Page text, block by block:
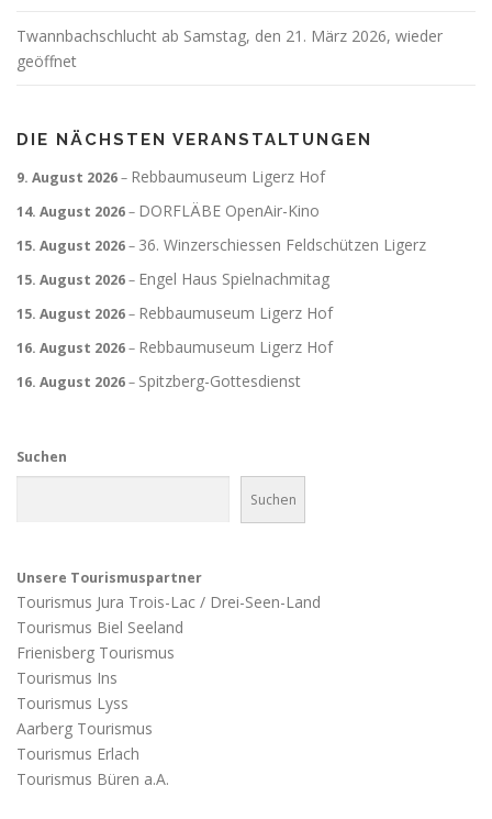
Twannbachschlucht ab Samstag, den 21. März 2026, wieder
geöffnet
DIE NÄCHSTEN VERANSTALTUNGEN
9. August 2026– Rebbaumuseum Ligerz Hof
14. August 2026– DORFLÄBE OpenAir-Kino
15. August 2026– 36. Winzerschiessen Feldschützen Ligerz
15. August 2026– Engel Haus Spielnachmitag
15. August 2026– Rebbaumuseum Ligerz Hof
16. August 2026– Rebbaumuseum Ligerz Hof
16. August 2026– Spitzberg-Gottesdienst
Suchen
Suchen
Unsere Tourismuspartner
Tourismus Jura Trois-Lac / Drei-Seen-Land
Tourismus Biel Seeland
Frienisberg Tourismus
Tourismus Ins
Tourismus Lyss
Aarberg Tourismus
Tourismus Erlach
Tourismus Büren a.A.